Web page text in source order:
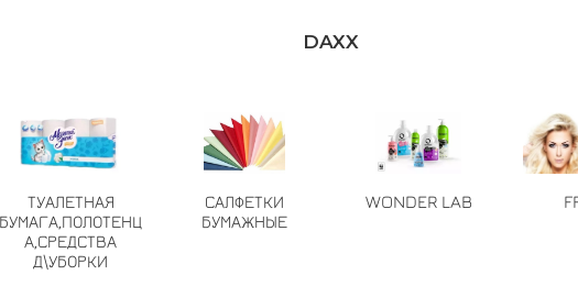
DAXX
ТУАЛЕТНАЯ
БУМАГА,ПОЛОТЕНЦ
А,СРЕДСТВА
Д\УБОРКИ
САЛФЕТКИ
БУМАЖНЫЕ
WONDER LAB